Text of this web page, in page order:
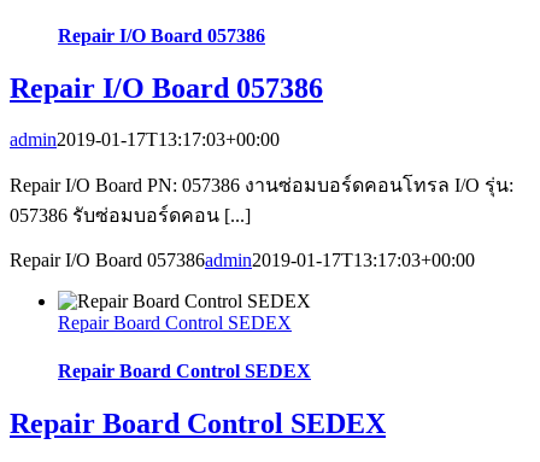
Repair I/O Board 057386
Repair I/O Board 057386
admin2019-01-17T13:17:03+00:00
Repair I/O Board PN: 057386 งานซ่อมบอร์ดคอนโทรล I/O รุ่น:
057386 รับซ่อมบอร์ดคอน [...]
Repair I/O Board 057386admin2019-01-17T13:17:03+00:00
Repair Board Control SEDEX
Repair Board Control SEDEX
Repair Board Control SEDEX